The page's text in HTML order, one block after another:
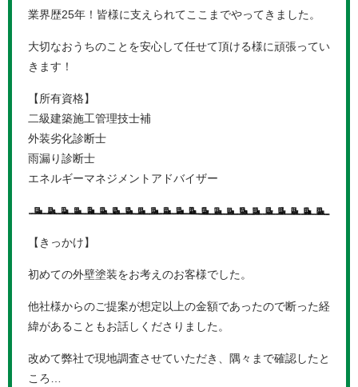
業界歴25年！皆様に支えられてここまでやってきました。
大切なおうちのことを安心して任せて頂ける様に頑張ってい
きます！
【所有資格】
二級建築施工管理技士補
外装劣化診断士
雨漏り診断士
エネルギーマネジメントアドバイザー
【きっかけ】
初めての外壁塗装をお考えのお客様でした。
他社様からのご提案が想定以上の金額であったので断った経
緯があることもお話しくださりました。
改めて弊社で現地調査させていただき、隅々まで確認したと
ころ…